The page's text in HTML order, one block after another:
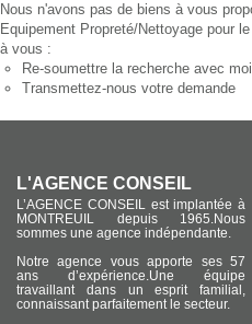
Nous n'avons pas de biens à vous
Equipement Propreté/Nettoyage pour
à vous :
Re-soumettre la recherche avec
Transmettez-nous votre demande
L'AGENCE CONSEIL
L’AGENCE CONSEIL est implantée à
MONTREUIL depuis 1965.Nous
sommes une agence indépendante.
Notre agence vous apporte ses 57
ans d’expérience.Une équipe
travaillant dans un esprit familial,
connaissant parfaitement le secteur.